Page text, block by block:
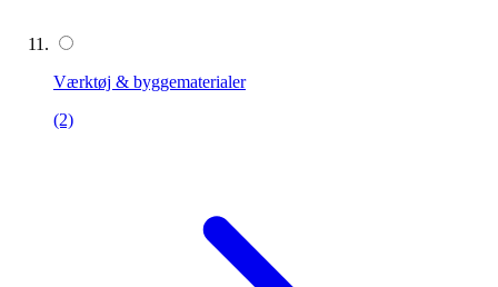
Værktøj & byggematerialer
(2)